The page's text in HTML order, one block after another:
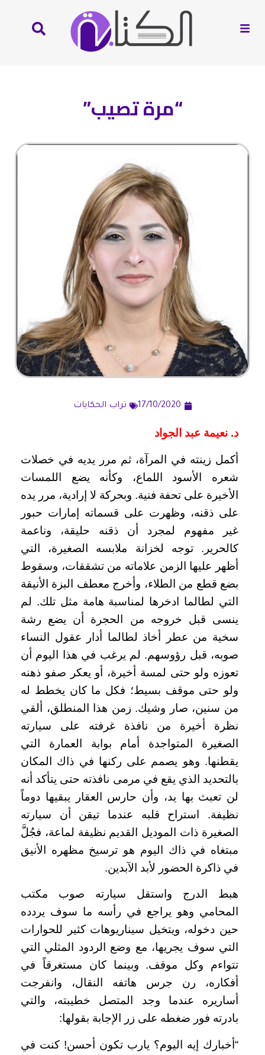
“مرة تصيب”
17/10/2020 تراب الحكايات
د. نعيمة عبد الجواد
أكمل زينته في المرآة، ثم مرر يديه في خصلات
شعره الأسود اللماع، وكأنه يضع اللمسات
الأخيرة على تحفة فنية. وبحركة لا إرادية، مرر يده
على ذقنه، وظهرت على قسماته إمارات حبور
غير مفهوم لمجرد أن ذقنه حليقة، وناعمة
كالحرير. توجه لخزانة ملابسه الصغيرة، التي
أظهر عليها الزمن علاماته من تشققات، وسقوط
بضع قطع من الطلاء، وأخرج معطف البزة الأنيقة
التي لطالما ادخرها لمناسبة هامة مثل تلك. لم
ينسى قبل خروجه من الحجرة أن يضع رشة
سخية من عطر أخاذ لطالما أدار عقول النساء
صوبه، قبل رؤوسهم. لم يرغب في هذا اليوم أن
تعوزه ولو حتى لمسة أخيرة، أو يعكر صفو ذهنه
ولو حتى موقف بسيط؛ فكل ما كان يخطط له
من سنين، صار وشيك. زمن هذا المنطلق، ألقي
نظرة أخيرة من نافذة غرفته على سيارته
الصغيرة المتواجدة أمام بوابة العمارة التي
يقطنها. وهو يصمم على ركنها في ذاك المكان
بالتحديد الذي يقع في مرمى نافذته حتى يتأكد أنه
لن تعبث بها يد، وأن حارس العقار يبقيها دوماً
نظيفة. استراح قلبه عندما تيقن أن سيارته
الصغيرة ذات الموديل القديم نظيفة لماعة، فجُلَّ
مبتغاه في ذاك اليوم هو ترسيخ مظهره الأنيق
في ذاكرة الحضور لأبد الآبدين.
هبط الدرج واستقل سيارته صوب مكتب
المحامي وهو يراجع في رأسه ما سوف يردده
حين دخوله، ويتخيل سيناريوهات كثير للحوارات
التي سوف يجريها، مع وضع الردود المثلي التي
تتواءم وكل موقف. وبينما كان مستغرقاً في
أفكاره، رن جرس هاتفه النقال، وانفرجت
أساريره عندما وجد المتصل خطيبته، والتي
بادرته فور ضغطه على زر الإجابة بقولها:
“أخبارك إيه اليوم؟ يارب تكون أحسن! كنت في